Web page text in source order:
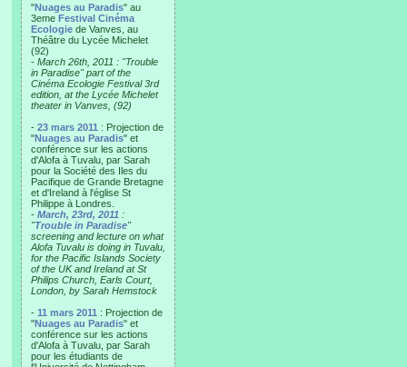
"Nuages au Paradis" au
3eme Festival Cinéma
Ecologie de Vanves, au
Théâtre du Lycée Michelet
(92)
- March 26th, 2011 : "Trouble
in Paradise" part of the
Cinéma Ecologie Festival 3rd
edition, at the Lycée Michelet
theater in Vanves, (92)
- 23 mars 2011 : Projection de
"Nuages au Paradis" et
conférence sur les actions
d'Alofa à Tuvalu, par Sarah
pour la Société des Iles du
Pacifique de Grande Bretagne
et d'Ireland à l'église St
Philippe à Londres.
- March, 23rd, 2011 :
"Trouble in Paradise"
screening and lecture on what
Alofa Tuvalu is doing in Tuvalu,
for the Pacific Islands Society
of the UK and Ireland at St
Philips Church, Earls Court,
London, by Sarah Hemstock
- 11 mars 2011 : Projection de
"Nuages au Paradis" et
conférence sur les actions
d'Alofa à Tuvalu, par Sarah
pour les étudiants de